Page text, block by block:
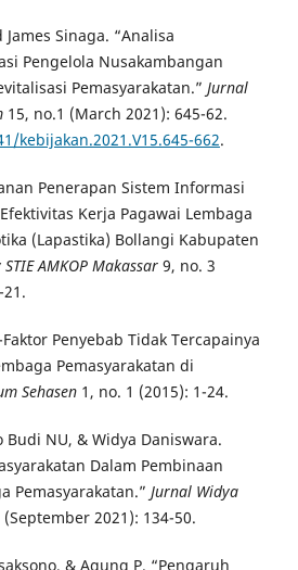
Sinaga. “Analisa
Pengelola Nusakambangan
Pemasyarakatan.” Jurnal
15, no.1 (March 2021): 645-62.
kebijakan.2021.V15.645-662.
Penerapan Sistem Informasi
Kerja Pagawai Lembaga
(Lapastika) Bollangi Kabupaten
AMKOP Makassar9, no. 3
Penyebab Tidak Tercapainya
Pemasyarakatan di
Sehasen1, no. 1 (2015): 1-24.
Budi NU, & Widya Daniswara.
Dalam Pembinaan
Pemasyarakatan.” Jurnal Widya
2021): 134-50.
& Agung P. “Pengaruh